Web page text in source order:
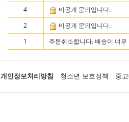
4
비공개 문의입니다.
2
비공개 문의입니다.
1
주문취소합니다. 배송이 너
개인정보처리방침 청소년 보호정책 중